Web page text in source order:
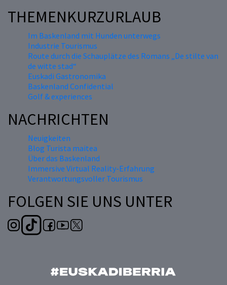
THEMENKURZURLAUB
Im Baskenland mit Hunden unterwegs
Industrie Tourismus
Route durch die Schauplätze des Romans „De stilte van
de witte stad“
Euskadi Gastronomika
Baskenland Confidential
Golf & experiences
NACHRICHTEN
Neuigkeiten
Blog Turista maitea
Über das Baskenland
Immersive Virtual Reality-Erfahrung
Verantwortungsvoller Tourismus
FOLGEN SIE UNS UNTER